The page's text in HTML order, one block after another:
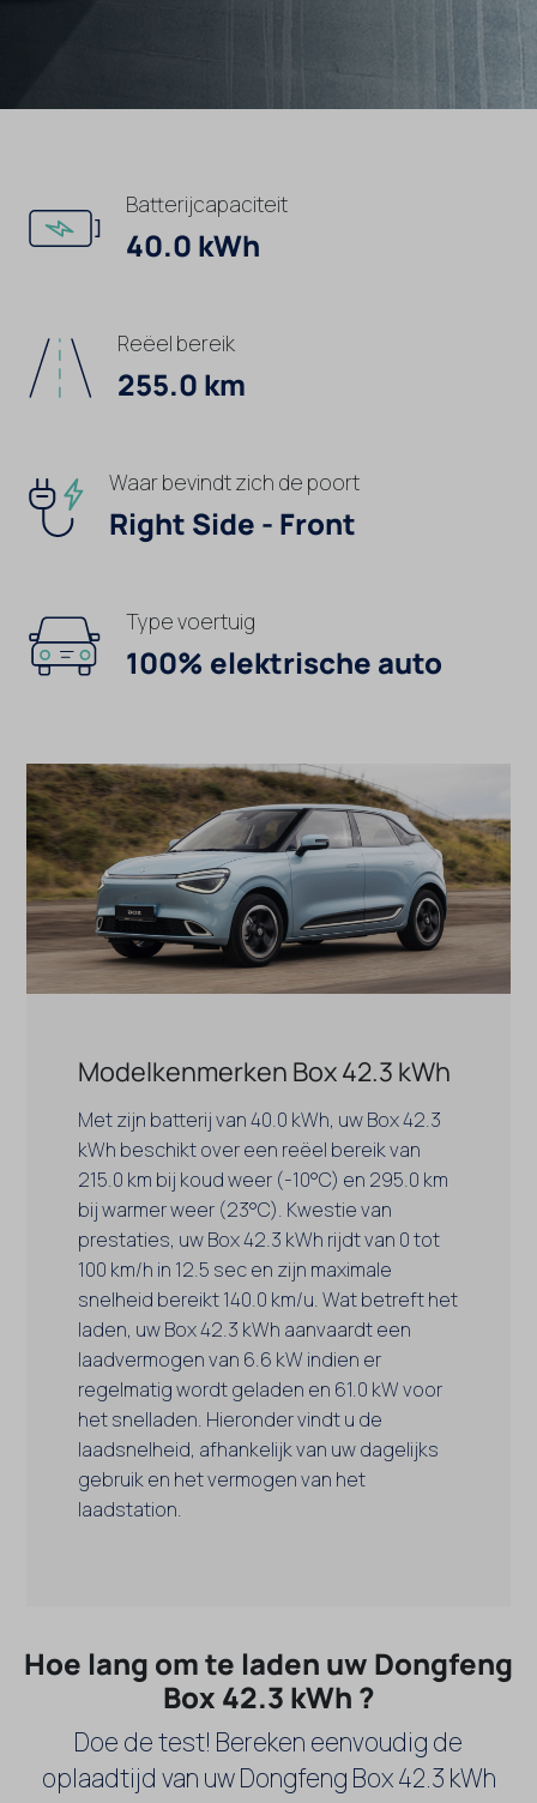
Batterijcapaciteit
40.0 kWh
Reëel bereik
255.0 km
Waar bevindt zich de poort
Right Side - Front
Type voertuig
100% elektrische auto
Modelkenmerken Box 42.3 kWh
Met zijn batterij van 40.0 kWh, uw Box 42.3
kWh beschikt over een reëel bereik van
215.0 km bij koud weer (-10°C) en 295.0 km
bij warmer weer (23°C). Kwestie van
prestaties, uw Box 42.3 kWh rijdt van 0 tot
100 km/h in 12.5 sec en zijn maximale
snelheid bereikt 140.0 km/u. Wat betreft het
laden, uw Box 42.3 kWh aanvaardt een
laadvermogen van 6.6 kW indien er
regelmatig wordt geladen en 61.0 kW voor
het snelladen. Hieronder vindt u de
laadsnelheid, afhankelijk van uw dagelijks
gebruik en het vermogen van het
laadstation.
Hoe lang om te laden uw Dongfeng
Box 42.3 kWh ?
Doe de test! Bereken eenvoudig de
oplaadtijd van uw Dongfeng Box 42.3 kWh